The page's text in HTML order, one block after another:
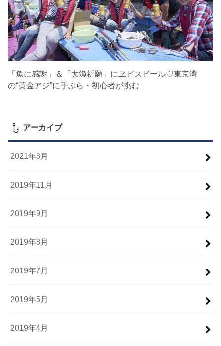
「魚に感謝」＆「大漁祈願」にヱビスビール♡東京湾
の“黄金アジ”に手ぶら・初心者が挑む
アーカイブ
2021年3月
2019年11月
2019年9月
2019年8月
2019年7月
2019年5月
2019年4月